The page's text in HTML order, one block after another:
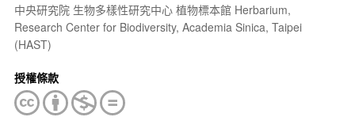
中央研究院 生物多樣性研究中心 植物標本館 Herbarium,
Research Center for Biodiversity, Academia Sinica, Taipei
(HAST)
授權條款